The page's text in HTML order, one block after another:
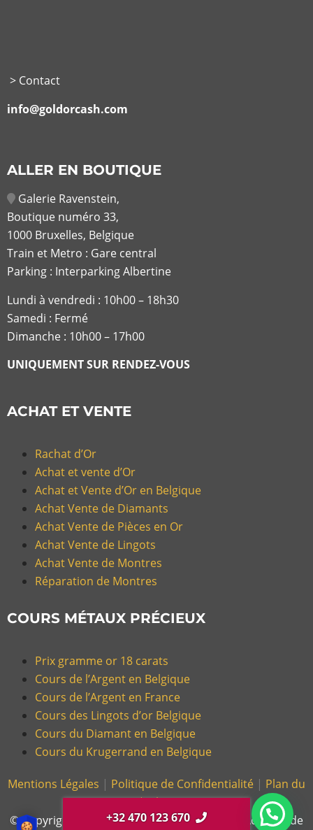
> Contact
info@goldorcash.com
+32 470 123 670
ALLER EN BOUTIQUE
Galerie Ravenstein,
Boutique numéro 33,
1000 Bruxelles, Belgique
Train et Metro : Gare central
Parking : Interparking Albertine
Lundi à vendredi : 10h00 – 18h30
Samedi : Fermé
Dimanche : 10h00 – 17h00
UNIQUEMENT SUR RENDEZ-VOUS
ACHAT ET VENTE
Rachat d’Or
Achat et vente d’Or
Achat et Vente d’Or en Belgique
Achat Vente de Diamants
Achat Vente de Pièces en Or
Achat Vente de Lingots
Achat Vente de Montres
Réparation de Montres
COURS MÉTAUX PRÉCIEUX
Prix gramme or 18 carats
Cours de l’Argent en Belgique
Cours de l’Argent en France
Cours des Lingots d’or Belgique
Cours du Diamant en Belgique
Cours du Krugerrand en Belgique
Mentions Légales | Politique de Confidentialité | Plan du
Site |Glossaire
© Copyright 2026, Gold Or Cash – Magasin d’Achat et de